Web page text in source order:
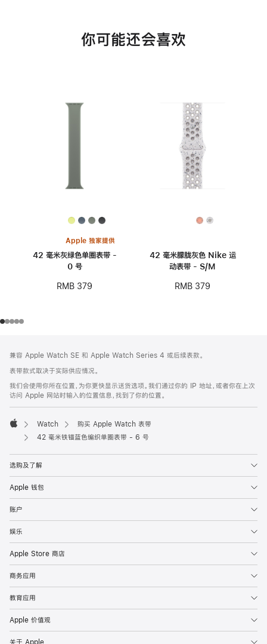
你可能还会喜欢
Apple 独家提供
42 毫米灰绿色单圈表带 -
0 号
RMB 379
42 毫米朦胧灰色 Nike 运
动表带 - S/M
RMB 379
页
页
脚
注
兼容 Apple Watch SE 和 Apple Watch Series 4 或后续表款。
表带款式取决于实际供应情况。
我们会使用你所在位置，为你更快显示送货选项。我们通过你的 IP 地址，或者你在上次
访问 Apple 网站时输入的位置信息，找到了你的位置。
Apple
Watch
购买 Apple Watch 表带
42 毫米铁锚蓝色编织单圈表带 - 6 号
选购及了解
Apple 钱包
账户
娱乐
Apple Store 商店
商务应用
教育应用
Apple 价值观
关于 Apple